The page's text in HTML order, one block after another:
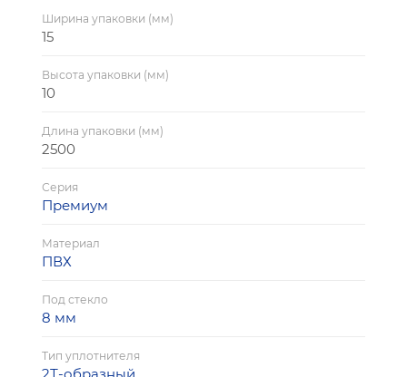
Ширина упаковки (мм)
15
Высота упаковки (мм)
10
Длина упаковки (мм)
2500
Серия
Премиум
Материал
ПВХ
Под стекло
8 мм
Тип уплотнителя